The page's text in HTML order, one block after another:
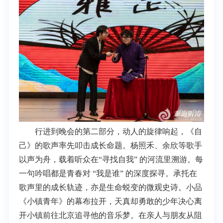
行进到晚会的第二部分，动人的旋律响起，《自
己》的歌声率先叩击成长命题。杨照禾、余欣等歌手
以声为舟，载着听众在“寻找自我” 的河流里溯游。每
一句吟唱都是青春对 “我是谁” 的深度探寻。承托在
歌声里的成长轨迹，亦是生命蜕变的微观史诗。小品
《小镇青年》的幕布拉开，天真却勇敢的少年决心离
开小镇前往北京追寻他的音乐梦。在亲人与朋友从阻